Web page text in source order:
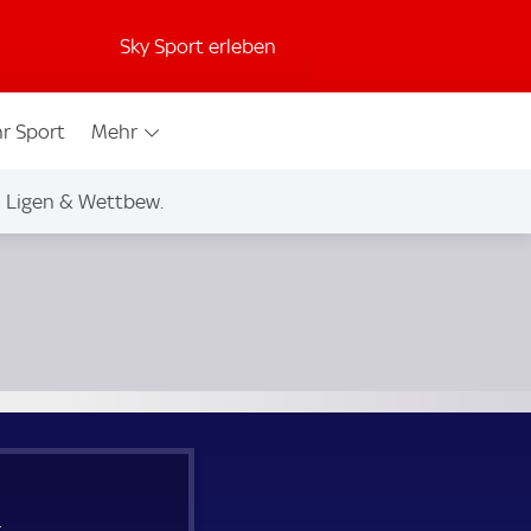
Sky Sport erleben
Sport Mehr
Ligen & Wettbew.